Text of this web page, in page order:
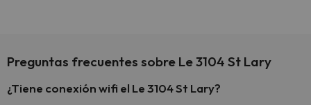
Preguntas frecuentes sobre Le 3104 St Lary
¿Tiene conexión wifi el Le 3104 St Lary?